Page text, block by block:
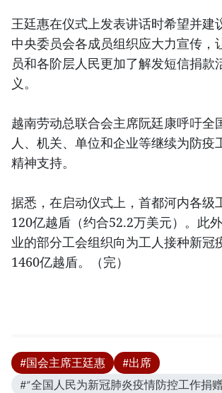
王廷惠在仪式上发表讲话时希望并建
中央委员会各成员组织应大力宣传，
员和各阶层人民更加了解发短信捐款
义。
越南劳动总联合会主席阮廷康呼吁全
人、机关、单位和企业等继续为防疫
精神支持。
据悉，在启动仪式上，首都河内各级
120亿越盾（约合52.2万美元）。此
业的部分工会组织向为工人接种新冠
1460亿越盾。（完）
#国会主席王廷惠
#出席
#“全国人民为新冠肺炎疫情防控工作捐